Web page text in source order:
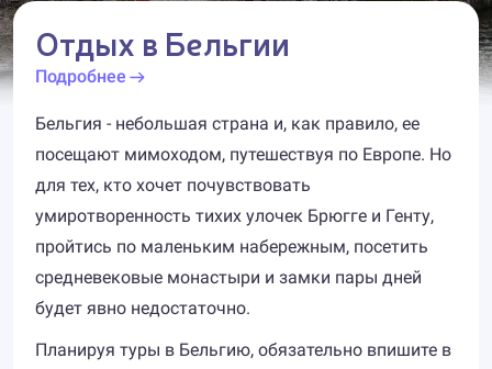
Отдых в Бельгии
Подробнее
Бельгия - небольшая страна и, как правило, ее
посещают мимоходом, путешествуя по Европе. Но
для тех, кто хочет почувствовать
умиротворенность тихих улочек Брюгге и Генту,
пройтись по маленьким набережным, посетить
средневековые монастыри и замки пары дней
будет явно недостаточно.
Планируя туры в Бельгию, обязательно впишите в